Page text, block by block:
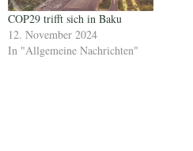
COP29 trifft sich in Baku
12. November 2024
In "Allgemeine Nachrichten"